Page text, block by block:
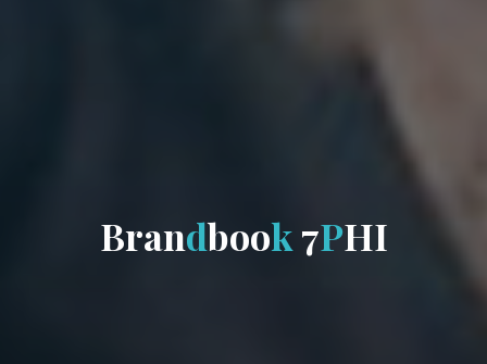
Brandbook 7PHI